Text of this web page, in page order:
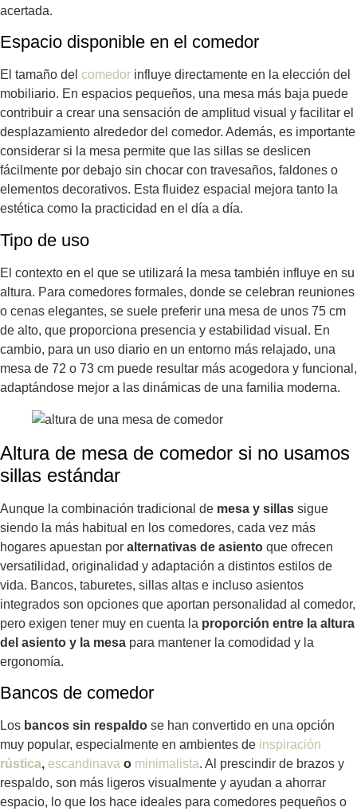
acertada.
Espacio disponible en el comedor
El tamaño del comedor influye directamente en la elección del
mobiliario. En espacios pequeños, una mesa más baja puede
contribuir a crear una sensación de amplitud visual y facilitar el
desplazamiento alrededor del comedor. Además, es importante
considerar si la mesa permite que las sillas se deslicen
fácilmente por debajo sin chocar con travesaños, faldones o
elementos decorativos. Esta fluidez espacial mejora tanto la
estética como la practicidad en el día a día.
Tipo de uso
El contexto en el que se utilizará la mesa también influye en su
altura. Para comedores formales, donde se celebran reuniones
o cenas elegantes, se suele preferir una mesa de unos 75 cm
de alto, que proporciona presencia y estabilidad visual. En
cambio, para un uso diario en un entorno más relajado, una
mesa de 72 o 73 cm puede resultar más acogedora y funcional,
adaptándose mejor a las dinámicas de una familia moderna.
Altura de mesa de comedor si no usamos
sillas estándar
Aunque la combinación tradicional de mesa y sillas sigue
siendo la más habitual en los comedores, cada vez más
hogares apuestan por alternativas de asiento que ofrecen
versatilidad, originalidad y adaptación a distintos estilos de
vida. Bancos, taburetes, sillas altas e incluso asientos
integrados son opciones que aportan personalidad al comedor,
pero exigen tener muy en cuenta la proporción entre la altura
del asiento y la mesa para mantener la comodidad y la
ergonomía.
Bancos de comedor
Los bancos sin respaldo se han convertido en una opción
muy popular, especialmente en ambientes de inspiración
rústica, escandinava o minimalista. Al prescindir de brazos y
respaldo, son más ligeros visualmente y ayudan a ahorrar
espacio, lo que los hace ideales para comedores pequeños o